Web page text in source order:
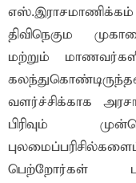
திவிநெகும
மற்றும்
வளர்ச்சிக்காக
பிரிவும்
பெற்றோர்கள்